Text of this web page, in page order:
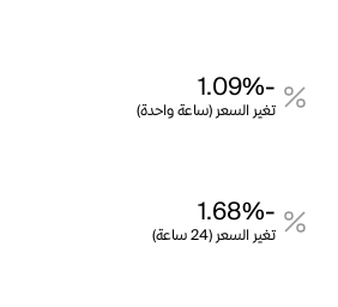
-1.09%
تغير السعر (ساعة واحدة)
-1.68%
تغير السعر (24 ساعة)